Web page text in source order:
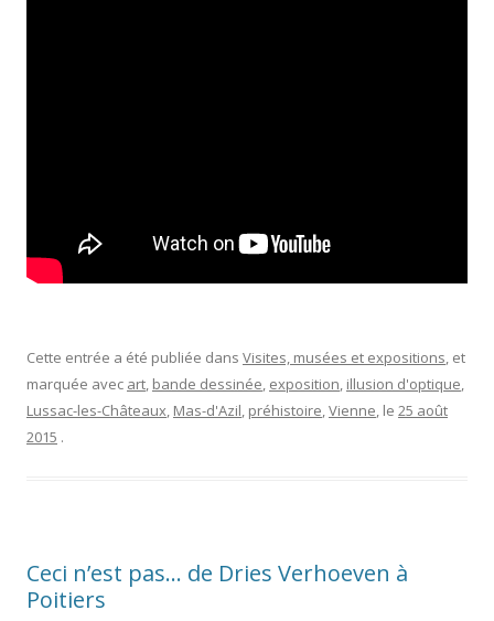
Cette entrée a été publiée dans Visites, musées et expositions, et
marquée avec art, bande dessinée, exposition, illusion d'optique,
Lussac-les-Châteaux, Mas-d'Azil, préhistoire,Vienne, le 25 août
2015 .
Ceci n’est pas… de Dries Verhoeven à
Poitiers